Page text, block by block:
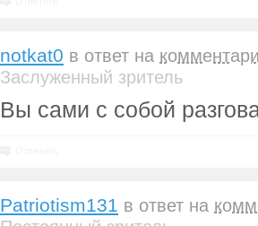
notkat0 в ответ на
Заслуженный зритель
Вы сами с собой
Patriotism131 в ответ на